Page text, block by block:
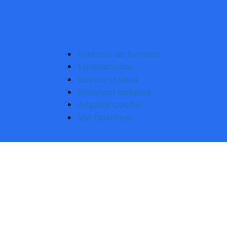
Eventos en tu zona
Experiencias
Buscar vuelos
Reservar hoteles
Alquilar coche
Ver Destinos